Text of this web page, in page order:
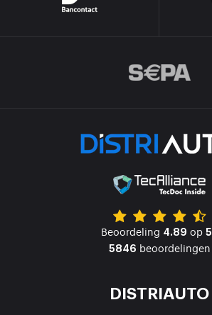
Beoordeling 4.89 op 5
5846 beoordelingen
DISTRIAUTO